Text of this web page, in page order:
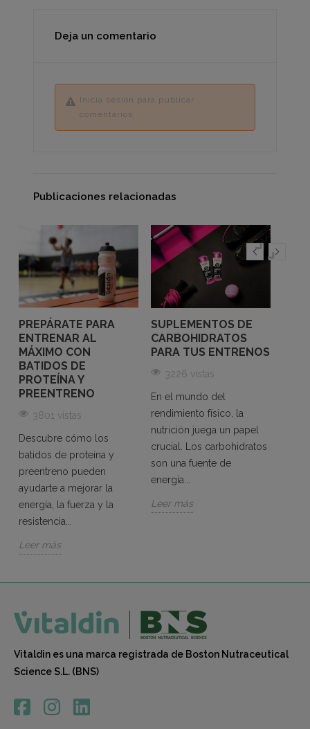
Deja un comentario
Inicia sesión para publicar
comentarios
Publicaciones relacionadas
PREPÁRATE PARA
ENTRENAR AL
MÁXIMO CON
BATIDOS DE
PROTEÍNA Y
PREENTRENO
3801 vistas
Descubre cómo los
batidos de proteína y
preentreno pueden
ayudarte a mejorar la
energía, la fuerza y la
resistencia...
Leer más
SUPLEMENTOS DE
CARBOHIDRATOS
PARA TUS ENTRENOS
3226 vistas
En el mundo del
rendimiento físico, la
nutrición juega un papel
crucial. Los carbohidratos
son una fuente de
energía...
Leer más
Vitaldin es una marca registrada de Boston Nutraceutical
Science S.L. (BNS)